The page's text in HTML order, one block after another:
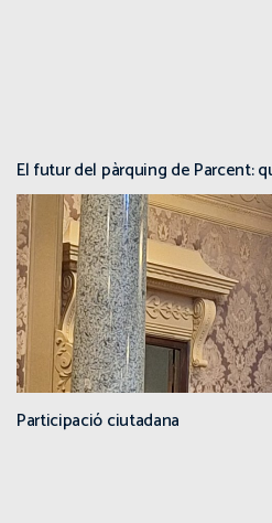
El futur del pàrquing de Parcent:
Participació ciutadana